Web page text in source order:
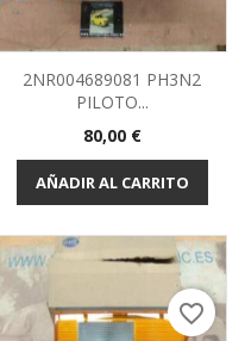
2NR004689081 PH3N2
PILOTO...
Precio
80,00 €
AÑADIR AL CARRITO
favorite_border